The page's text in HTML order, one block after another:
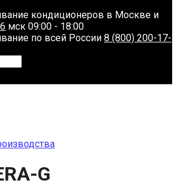
кондиционеров в Москве и
мск 09:00 - 18:00
по всей России 8 (800) 200-17-
G